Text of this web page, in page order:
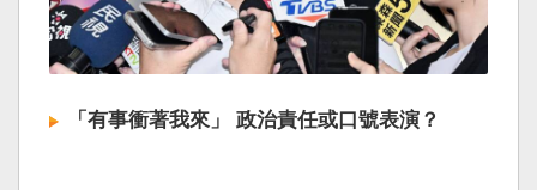
「有事衝著我來」 政治責任或口號表演？